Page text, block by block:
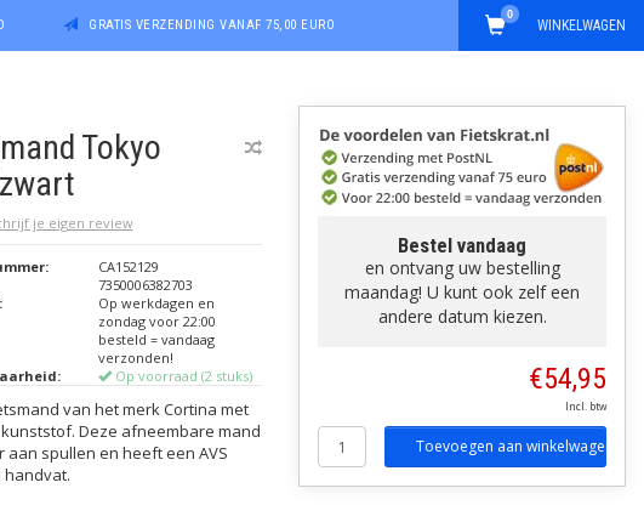
GRATIS VERZENDING VANAF 75,00 EURO WINKELWAGEN
0
Tokyo
je eigen review
CA152129
7350006382703
Op werkdagen en
zondag voor 22:00
besteld = vandaag
verzonden!
Op voorraad (2 stuks)
van het merk Cortina met
Deze afneembare mand
aan spullen en heeft een AVS
handvat.
Bestel vandaag
en ontvang uw bestelling
maandag! U kunt ook zelf een
andere datum kiezen.
€54,95
Incl. btw
Toevoegen aan winkelwagen